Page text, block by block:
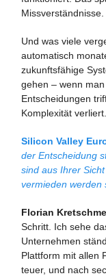
Missverständnisse.
Und was viele
automatisch
zukunftsfähige
gehen – wenn
Entscheidungen
Komplexität verliert.
Silicon Valley
der Entscheidung
sind aus Ihrer
vermieden werden
Florian
Schritt. Ich sehe
Unternehmen
Plattform mit allen
teuer, und nach